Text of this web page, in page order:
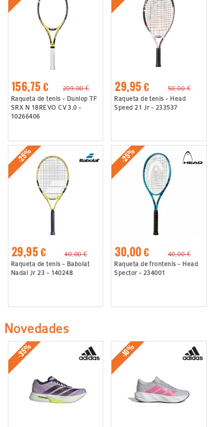
156,75 €
209,00 €
Raqueta de tenis - Dunlop TF
SRX N 18REVO CV 3.0 -
10266406
29,95 €
50,00 €
Raqueta de tenis - Head
Speed 21 Jr - 233537
-25%
29,95 €
40,00 €
Raqueta de tenis - Babolat
Nadal Jr 23 - 140248
-25%
30,00 €
40,00 €
Raqueta de frontenis - Head
Spector - 234001
Novedades
-35% -10%